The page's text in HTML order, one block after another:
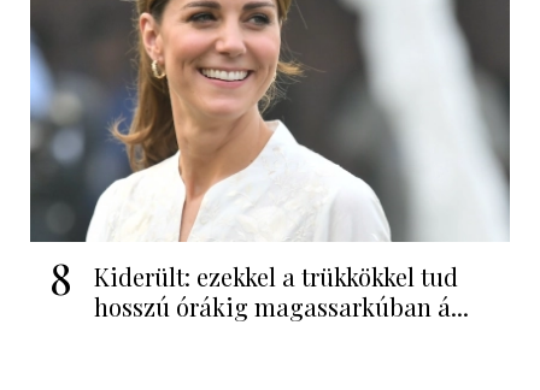
8
Kiderült: ezekkel a trükkökkel tud
hosszú órákig magassarkúban á...